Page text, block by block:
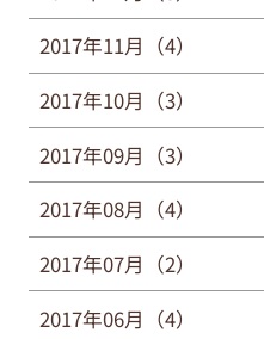
2017年11月（4）
2017年10月（3）
2017年09月（3）
2017年08月（4）
2017年07月（2）
2017年06月（4）